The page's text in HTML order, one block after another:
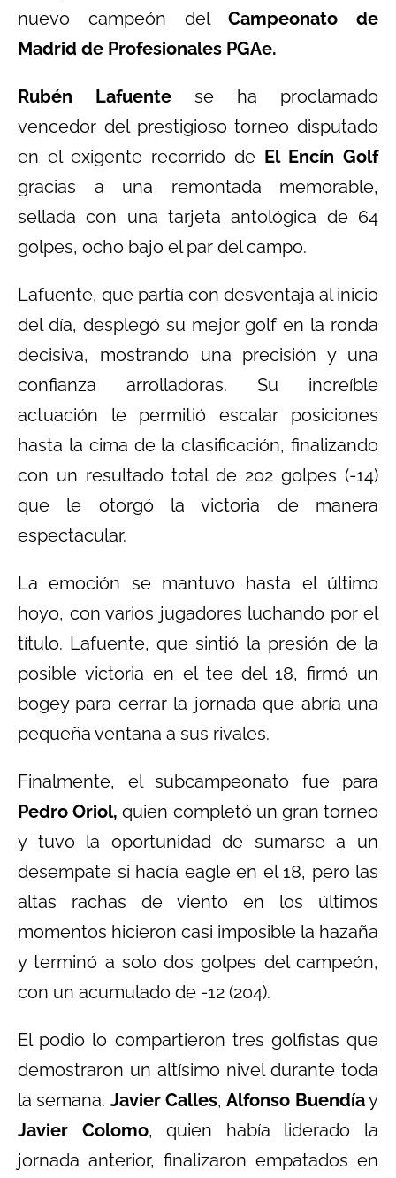
nuevo campeón del Campeonato de
Madrid de Profesionales PGAe.
Rubén Lafuente se ha proclamado
vencedor del prestigioso torneo disputado
en el exigente recorrido de El Encín Golf
gracias a una remontada memorable,
sellada con una tarjeta antológica de 64
golpes, ocho bajo el par del campo.
Lafuente, que partía con desventaja al inicio
del día, desplegó su mejor golf en la ronda
decisiva, mostrando una precisión y una
confianza arrolladoras. Su increíble
actuación le permitió escalar posiciones
hasta la cima de la clasificación, finalizando
con un resultado total de 202 golpes (-14)
que le otorgó la victoria de manera
espectacular.
La emoción se mantuvo hasta el último
hoyo, con varios jugadores luchando por el
título. Lafuente, que sintió la presión de la
posible victoria en el tee del 18, firmó un
bogey para cerrar la jornada que abría una
pequeña ventana a sus rivales.
Finalmente, el subcampeonato fue para
Pedro Oriol, quien completó un gran torneo
y tuvo la oportunidad de sumarse a un
desempate si hacía eagle en el 18, pero las
altas rachas de viento en los últimos
momentos hicieron casi imposible la hazaña
y terminó a solo dos golpes del campeón,
con un acumulado de -12 (204).
El podio lo compartieron tres golfistas que
demostraron un altísimo nivel durante toda
la semana. Javier Calles,Alfonso Buendíay
Javier Colomo, quien había liderado la
jornada anterior, finalizaron empatados en